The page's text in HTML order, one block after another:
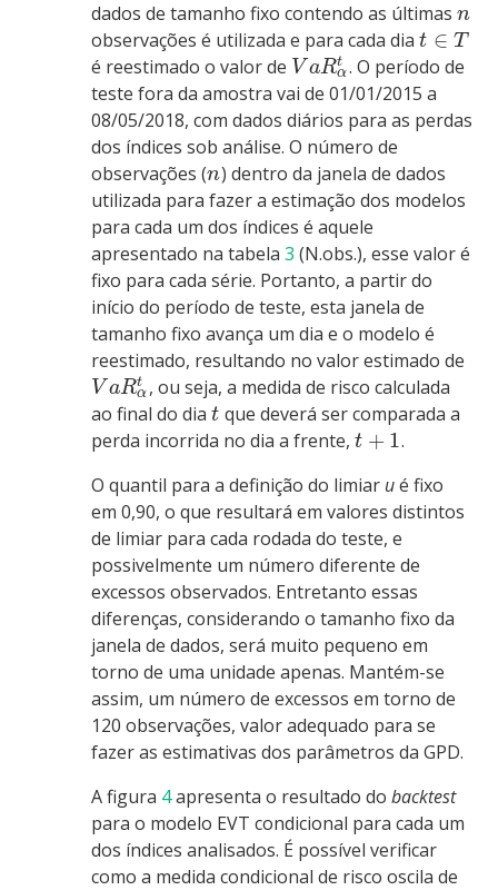
dados de tamanho fixo contendo as últimasn
observações é utilizada e para cada diat ∈ T
é reestimado o valor de V aRt
α. O período de
teste fora da amostra vai de 01/01/2015 a
08/05/2018, com dados diários para as perdas
dos índices sob análise. O número de
observações (n) dentro da janela de dados
utilizada para fazer a estimação dos modelos
para cada um dos índices é aquele
apresentado na tabela3 (N.obs.), esse valor é
fixo para cada série. Portanto, a partir do
início do período de teste, esta janela de
tamanho fixo avança um dia e o modelo é
reestimado, resultando no valor estimado de
V aRt
α , ou seja, a medida de risco calculada
ao final do diat que deverá ser comparada a
perda incorrida no dia a frente,t + 1.
O quantil para a definição do limiar ué fixo
em 0,90, o que resultará em valores distintos
de limiar para cada rodada do teste, e
possivelmente um número diferente de
excessos observados. Entretanto essas
diferenças, considerando o tamanho fixo da
janela de dados, será muito pequeno em
torno de uma unidade apenas. Mantém-se
assim, um número de excessos em torno de
120 observações, valor adequado para se
fazer as estimativas dos parâmetros da GPD.
A figura 4apresenta o resultado dobacktest
para o modelo EVT condicional para cada um
dos índices analisados. É possível verificar
como a medida condicional de risco oscila de